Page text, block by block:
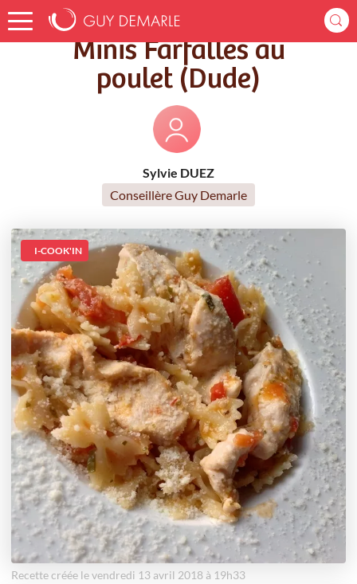
Accueil Recettes Minis Farfalles au poulet (Dude)
Minis Farfalles au
poulet (Dude)
Sylvie DUEZ
Conseillère Guy Demarle
I-COOK'IN
Recette créée le vendredi 13 avril 2018 à 19h33